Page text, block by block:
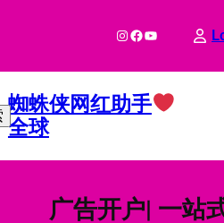
InstagramFacebook YouTube
蜘蛛侠网红助手
全球
广告开户| 一站